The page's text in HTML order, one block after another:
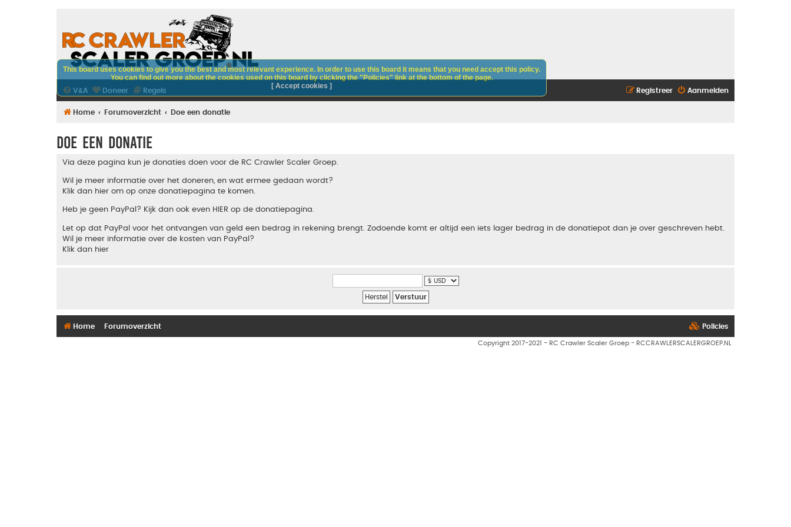
V&A Doneer Regels Aanmelden
Registreer
Home Forumoverzicht Doe een donatie
Doe een donatie
Via deze pagina kun je donaties doen voor de RC Crawler Scaler Groep.
Wil je meer informatie over het doneren, en wat ermee gedaan wordt?
Klik dan hier om op onze donatiepagina te komen.
Heb je geen PayPal? Kijk dan ook even HIER op de donatiepagina.
Let op dat PayPal voor het ontvangen van geld een bedrag in rekening brengt. Zodoende komt er altijd een iets lager bedrag in de donatiepot dan je over geschreven hebt.
Wil je meer informatie over de kosten van PayPal?
Klik dan hier
This board uses cookies to give you the best and most relevant experience. In order to use this board it means that you need accept this policy.
You can find out more about the cookies used on this board by clicking the "Policies" link at the bottom of the page.
[ Accept cookies ]
Home Forumoverzicht Policies
Copyright 2017-2021 - RC Crawler Scaler Groep - RCCRAWLERSCALERGROEP.NL